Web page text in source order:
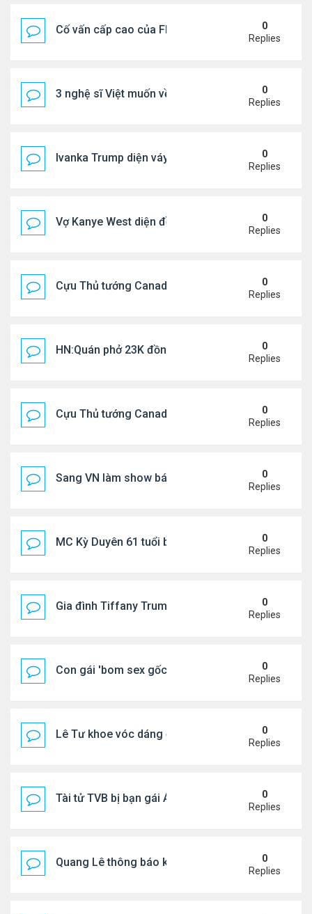
Cố vấn cấp cao của FIFA từ chức để phán đối
0
Replies
3 nghệ sĩ Việt muốn về VN nhưng số phận an bài
0
Replies
Ivanka Trump diện váy hở eo táo bạo, khoe vòng
0
Replies
Vợ Kanye West diện đồ xẻ bạo, dự tiệc ở đảo Ibiza
0
Replies
Cựu Thủ tướng Canada đắm đuối khóa môi Katy
0
Replies
HN:Quán phở 23K đồng một bát, 7 năm không
0
Replies
Cựu Thủ tướng Canada thoa kem chống nắng
0
Replies
Sang VN làm show bán vé giá "trên trời"
0
Replies
MC Kỳ Duyên 61 tuổi bị soi nhan sắc khi 0
Replies
Gia đình Tiffany Trump đi nghỉ ở Spain
0
Replies
Con gái 'bom sex gốc Việt' đón tuổi 18
0
Replies
Lê Tư khoe vóc dáng ở châu Âu
0
Replies
Tài tử TVB bị bạn gái Á hậu phản bội giờ ra sao?
0
Replies
Quang Lê thông báo khẩn cấp
0
Replies